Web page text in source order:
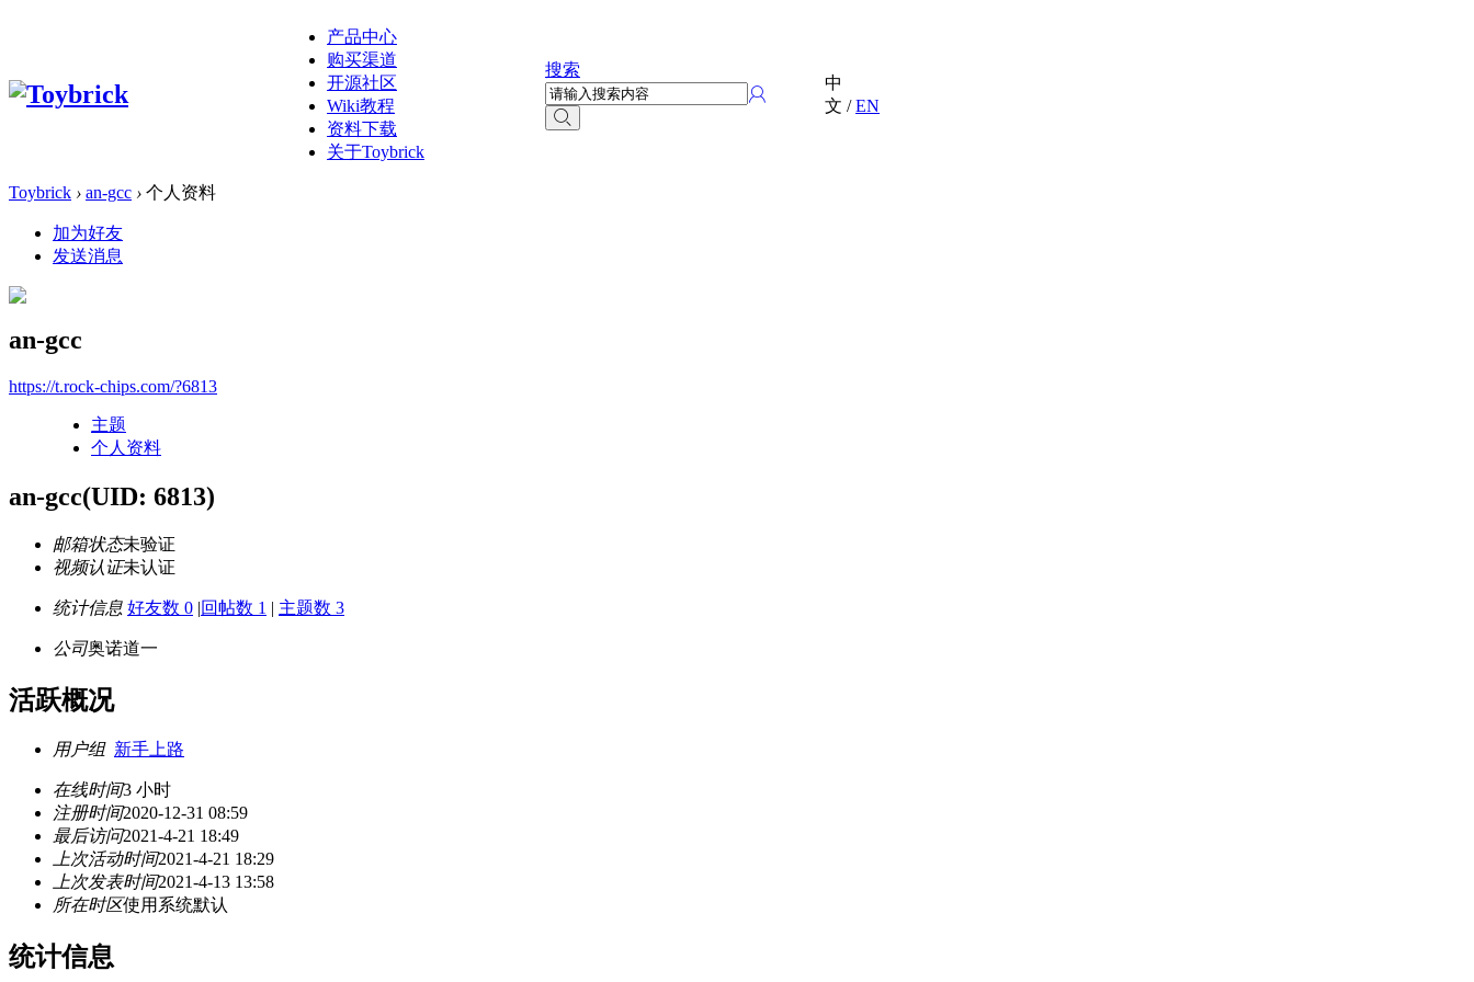
产品中心
购买渠道
开源社区
Wiki教程
资料下载
关于Toybrick
搜索
中
文 /EN
Toybrick › an-gcc › 个人资料
加为好友
发送消息
an-gcc
https://t.rock-chips.com/?6813
主题
个人资料
an-gcc(UID: 6813)
邮箱状态未验证
视频认证未认证
统计信息 好友数 0 |回帖数 1 | 主题数 3
公司奥诺道一
活跃概况
用户组 新手上路
在线时间3 小时
注册时间2020-12-31 08:59
最后访问2021-4-21 18:49
上次活动时间2021-4-21 18:29
上次发表时间2021-4-13 13:58
所在时区使用系统默认
统计信息